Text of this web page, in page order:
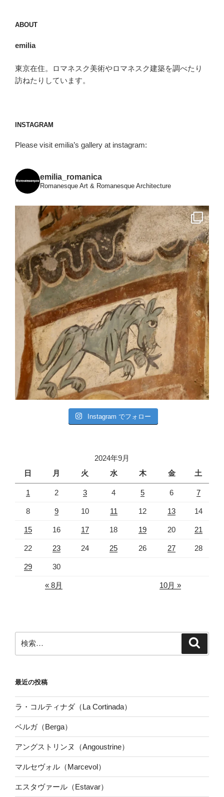
の
ペ
ジ
送
り
ABOUT
emilia
東京在住。ロマネスク美術やロマネスク建築を調べたり
訪ねたりしています。
INSTAGRAM
Please visit emilia’s gallery at instagram:
emilia_romanica
Romanesque Art & Romanesque Architecture
Instagram でフォロー
2024年9月
日
月 火 水 木 金 土
1 2 3 4 5 6 7
8 9 10 11 12 13 14
15 16 17 18 19 20 21
22 23 24 25 26 27 28
29 30
« 8月 10月 »
索:
最近の投稿
ラ・コルティナダ（La Cortinada）
ベルガ（Berga）
アングストリンヌ（Angoustrine）
マルセヴォル（Marcevol）
エスタヴァール（Estavar）